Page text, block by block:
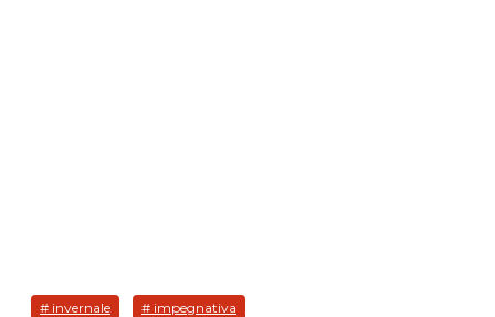
# invernale # impegnativa